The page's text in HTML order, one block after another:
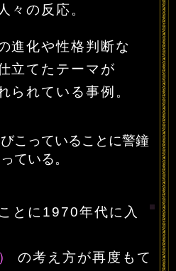
々の反応。
進化や性格判断な
立てたテーマが
れている事例。
こっていることに警鐘
ている。
とに1970年代に入
の考え方が再度もて